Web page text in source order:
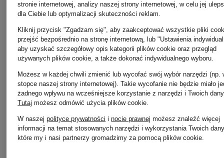
+ rabat
promocyjny
CITIZENS
of
+ rabat
promocyjny
CAMBIO
Dżinsy
stronie internetowej, analizy naszej strony internetowej, w celu jej
dla Ciebie lub optymalizacji skuteczności reklam.
Kliknij przycisk "Zgadzam się", aby zaakceptować wszystkie pliki
przejść bezpośrednio na stronę internetową, lub "Ustawienia
aby uzyskać szczegółowy opis kategorii plików cookie oraz przegląd
używanych plików cookie, a także dokonać indywidualnego wyboru.
Możesz w każdej chwili zmienić lub wycofać swój wybór narzędzi (np.
stopce naszej strony internetowej). Takie wycofanie nie będzie miało
żadnego wpływu na wcześniejsze korzystanie z narzędzi i Twoich
Tutaj możesz odmówić użycia plików cookie.
W naszejpolityce prywatności inocie prawnej możesz znaleźć więcej
informacji na temat stosowanych narzędzi i wykorzystania Twoich
które my i nasi partnerzy gromadzimy za pomocą plików cookie.